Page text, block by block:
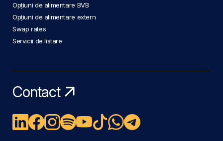
Opțiuni de alimentare BVB
Opțiuni de alimentare extern
Swap rates
Servicii de listare
Contact